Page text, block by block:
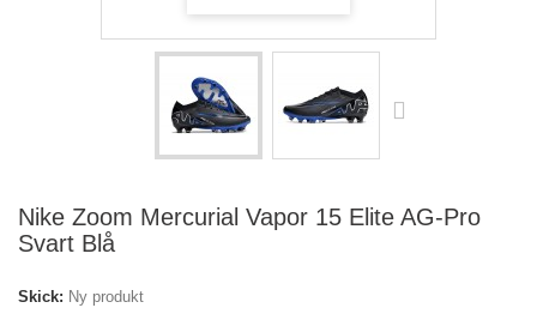
Nike Zoom Mercurial Vapor 15 Elite AG-Pro
Svart Blå
Skick: Ny produkt